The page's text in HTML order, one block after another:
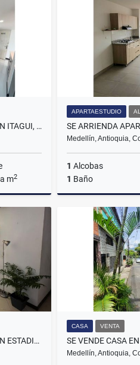
SE VENDE APARTAMENTO EN ITAGUI, SECTOR SURAMÉRICA.
m2
Venta
APARTAESTUDIO
Medellín, Antioquia,
1 Alcobas
1 Baño
SE VENDE APARTAMENTO EN ESTADIO MEDELLÍN, SECTOR LA FLORESTA.
CASA VENTA
Medellín, Antioquia,